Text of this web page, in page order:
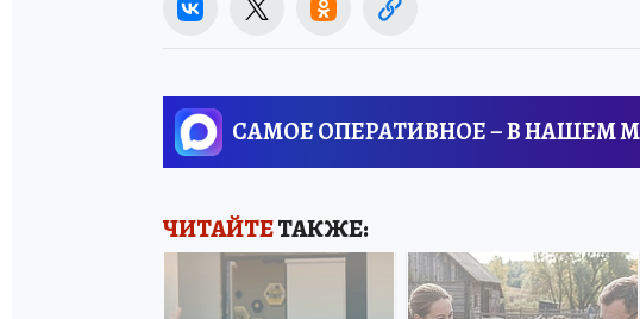
САМОЕ ОПЕРАТИВНОЕ – В НАШЕМ
ЧИТАЙТЕТАКЖЕ: